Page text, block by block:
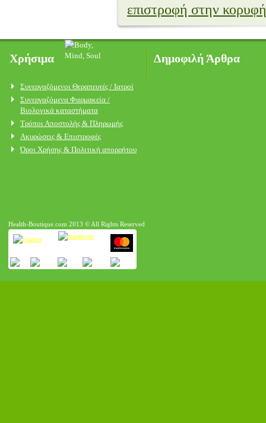
επιστροφή στην κορυφή
Χρήσιμα
Συνεργαζόμενοι Θεραπευτές / Ιατροί
Συνεργαζόμενα Φαρμακεία /
Βιολογικά καταστήματα
Τρόποι Αποστολής & Πληρωμής
Ακυρώσεις & Επιστροφές
Όροι Χρήσης & Πολιτική απορρήτου
Δημοφιλή Άρθρα
Health-Boutique.com 2013 © All Rights Reserved